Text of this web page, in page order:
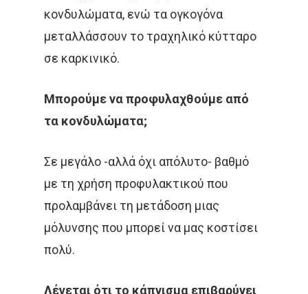
κονδυλώματα, ενώ τα ογκογόνα
μεταλλάσσουν το τραχηλικό κύτταρο
σε καρκινικό.
Μπορούμε να προφυλαχθούμε από
τα κονδυλώματα;
Σε μεγάλο -αλλά όχι απόλυτο- βαθμό
με τη χρήση προφυλακτικού που
προλαμβάνει τη μετάδοση μιας
μόλυνσης που μπορεί να μας κοστίσει
πολύ.
Λέγεται ότι το κάπνισμα επιβαρύνει
ΑΣΘΕΝΕΊΣ
ΚΑΡΚΊΝΟΣ ΤΟΥ
ΕΝΤΈΡΟΥ
ΚΎΤΤΑΡΑ
ΠΡΟΣΤΆΤΗΣ